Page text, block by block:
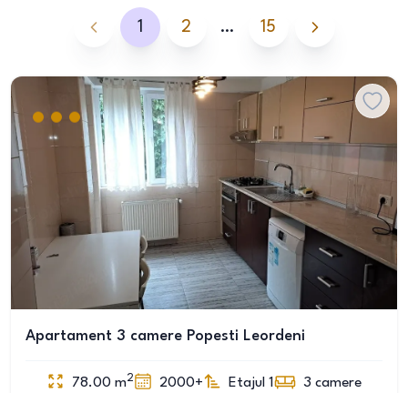
1 2 … 15
Apartament 3 camere Popesti Leordeni
78.00 m2 2000+ Etajul 1 3 camere